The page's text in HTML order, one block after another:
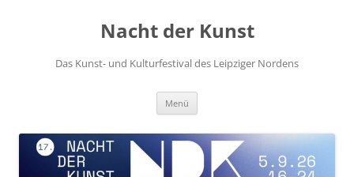
Nacht der Kunst
Das Kunst- und Kulturfestival des Leipziger Nordens
Menü